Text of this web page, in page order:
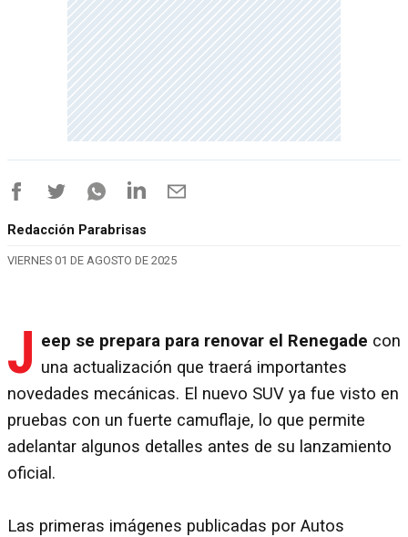
Redacción Parabrisas
VIERNES 01 DE AGOSTO DE 2025
J eep se prepara para renovar el Renegade con
una actualización que traerá importantes
novedades mecánicas. El nuevo SUV ya fue visto en
pruebas con un fuerte camuflaje, lo que permite
adelantar algunos detalles antes de su lanzamiento
oficial.
Las primeras imágenes publicadas por Autos